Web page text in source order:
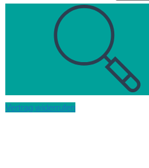
Vertrag widerrufen